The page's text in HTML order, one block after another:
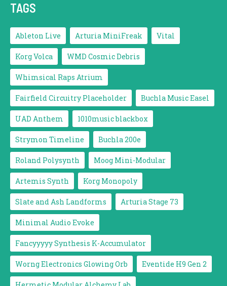
TAGS
Ableton Live Arturia MiniFreak Vital
Korg Volca WMD Cosmic Debris
Whimsical Raps Atrium
Fairfield Circuitry Placeholder Buchla Music Easel
UAD Anthem 1010music blackbox
Strymon Timeline Buchla 200e
Roland Polysynth Moog Mini-Modular
Artemis Synth Korg Monopoly
Slate and Ash Landforms Arturia Stage 73
Minimal Audio Evoke
Fancyyyyy Synthesis K-Accumulator
Worng Electronics Glowing Orb Eventide H9 Gen 2